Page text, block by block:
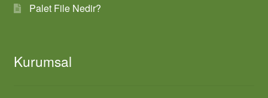
Palet File Nedir?
Kurumsal